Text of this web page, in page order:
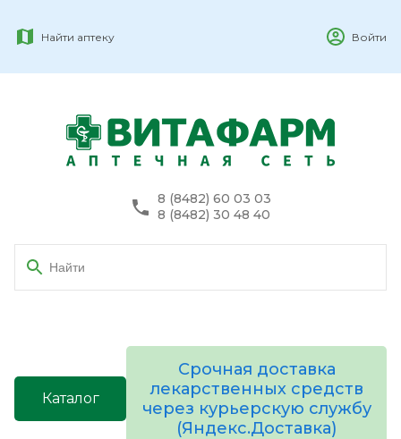
Найти аптеку Войти
8 (8482) 60 03 03
8 (8482) 30 48 40
Каталог
Срочная доставка
лекарственных средств
через курьерскую службу
(Яндекс.Доставка)